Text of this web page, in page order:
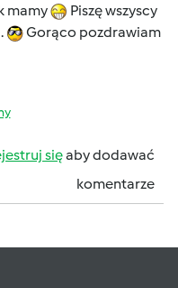
mamy
Piszę wszyscy
Gorąco pozdrawiam
sięaby dodawać
komentarze